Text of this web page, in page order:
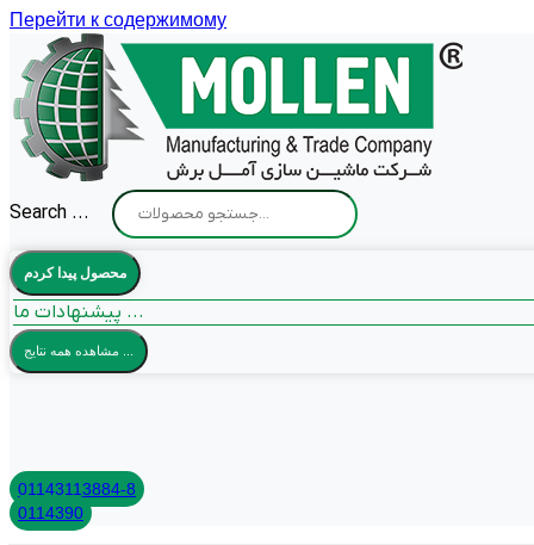
Перейти к содержимому
Search ...
محصول پیدا کردم
پیشنهادات ما ...
01143113884-8
0114390